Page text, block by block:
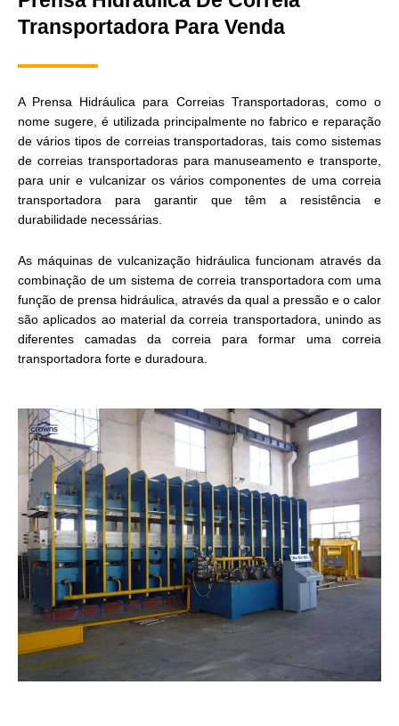
Transportadora Para Venda
A Prensa Hidráulica para Correias Transportadoras, como o
nome sugere, é utilizada principalmente no fabrico e reparação
de vários tipos de correias transportadoras, tais como sistemas
de correias transportadoras para manuseamento e transporte,
para unir e vulcanizar os vários componentes de uma correia
transportadora para garantir que têm a resistência e
durabilidade necessárias.
As máquinas de vulcanização hidráulica funcionam através da
combinação de um sistema de correia transportadora com uma
função de prensa hidráulica, através da qual a pressão e o calor
são aplicados ao material da correia transportadora, unindo as
diferentes camadas da correia para formar uma correia
transportadora forte e duradoura.